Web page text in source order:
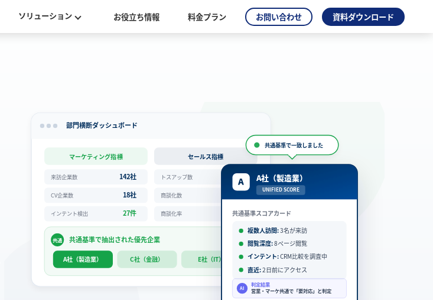
ソリューション お役立ち情報 料金プラン お問い合わせ 資料ダウンロード
部門横断ダッシュボード
マーケティング指標
来訪企業数 142社
CV企業数 18社
インテント検出 27件
セールス指標
トスアップ数 12社
商談化数
商談化率 41.7%
共通 共通基準で抽出された優先企業
A社（製造業） C社（金融） E社（IT）
共通基準で一致しました
A A社（製造業）
UNIFIED SCORE
共通基準スコアカード
複数人訪問:3名が来訪
閲覧深度:8ページ閲覧
インテント:CRM比較を調査中
直近:2日前にアクセス
AI
判定結果
営業・マーケ共通で「要対応」と判定